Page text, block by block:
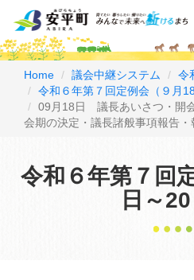
Home 議会中継システム
令
令和６年第７回定例会（９月
09月18日 議長あいさつ・開
会期の決定・議長諸般事項報告・
令和６年第７回
日～20